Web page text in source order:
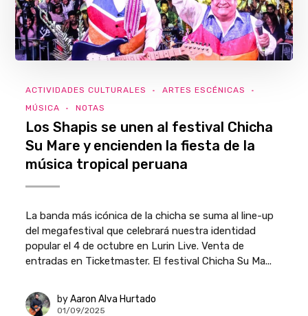
ACTIVIDADES CULTURALES
ARTES ESCÉNICAS
MÚSICA
NOTAS
Los Shapis se unen al festival Chicha
Su Mare y encienden la fiesta de la
música tropical peruana
La banda más icónica de la chicha se suma al line-up
del megafestival que celebrará nuestra identidad
popular el 4 de octubre en Lurin Live. Venta de
entradas en Ticketmaster. El festival Chicha Su Ma...
by Aaron Alva Hurtado
01/09/2025